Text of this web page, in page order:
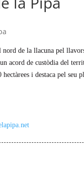
nord de la llacuna pel
acord de custòdia del
i destaca pel seu